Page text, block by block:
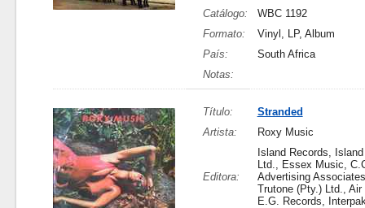
Catálogo:
WBC 1192
Formato:
Vinyl, LP, Album
País:
South Africa
Notas:
Título:
Stranded
Artista:
Roxy Music
Editora:
Island Records,
Ltd., Essex Music,
Advertising
Trutone (Pty.) Ltd., Air
E.G. Records,